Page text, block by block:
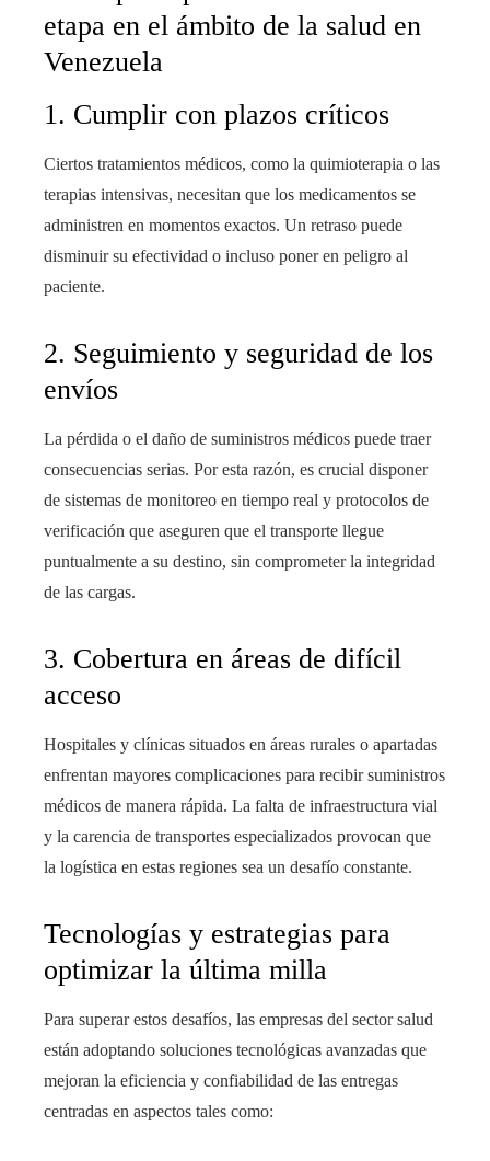
etapa en el ámbito de la salud en
Venezuela
1. Cumplir con plazos críticos
Ciertos tratamientos médicos, como la quimioterapia o las
terapias intensivas, necesitan que los medicamentos se
administren en momentos exactos. Un retraso puede
disminuir su efectividad o incluso poner en peligro al
paciente.
2. Seguimiento y seguridad de los
envíos
La pérdida o el daño de suministros médicos puede traer
consecuencias serias. Por esta razón, es crucial disponer
de sistemas de monitoreo en tiempo real y protocolos de
verificación que aseguren que el transporte llegue
puntualmente a su destino, sin comprometer la integridad
de las cargas.
3. Cobertura en áreas de difícil
acceso
Hospitales y clínicas situados en áreas rurales o apartadas
enfrentan mayores complicaciones para recibir suministros
médicos de manera rápida. La falta de infraestructura vial
y la carencia de transportes especializados provocan que
la logística en estas regiones sea un desafío constante.
Tecnologías y estrategias para
optimizar la última milla
Para superar estos desafíos, las empresas del sector salud
están adoptando soluciones tecnológicas avanzadas que
mejoran la eficiencia y confiabilidad de las entregas
centradas en aspectos tales como: